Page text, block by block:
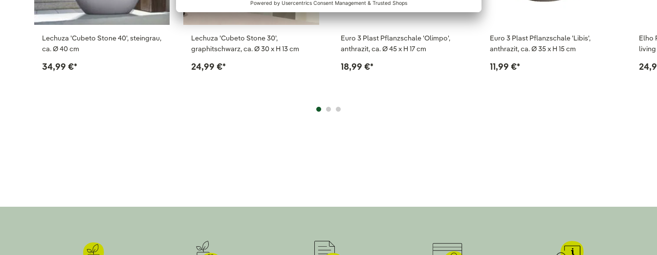
Lechuza 'Cubeto Stone 40', steingrau,
ca. Ø 40 cm
34,99 €*
Lechuza 'Cubeto Stone 30',
graphitschwarz, ca. Ø 30 x H 13 cm
24,99 €*
Euro 3 Plast Pflanzschale 'Olimpo',
anthrazit, ca. Ø 45 x H 17 cm
18,99 €*
Euro 3 Plast Pflanzschale 'Libis',
anthrazit, ca. Ø 35 x H 15 cm
11,99 €*
Elho
living